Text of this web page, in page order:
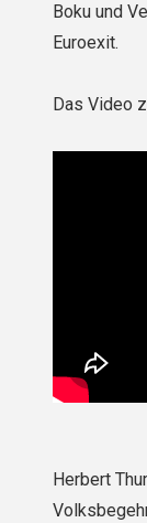
Boku und
Euroexit.
Das Video
Herbert